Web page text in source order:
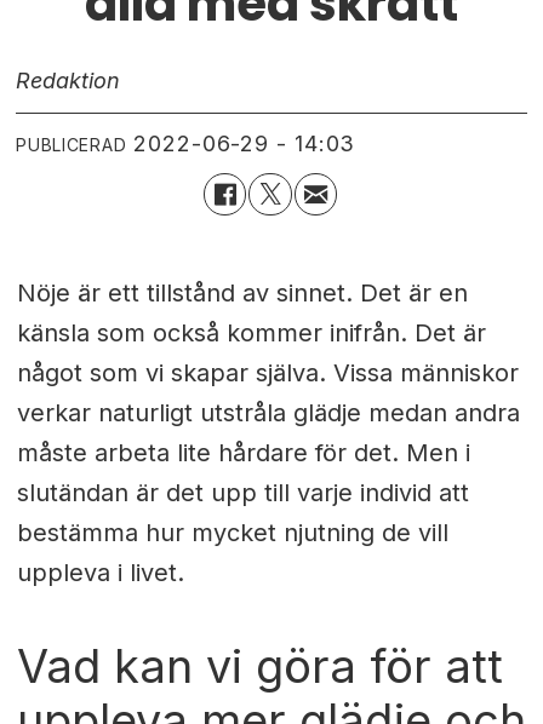
Redaktion
PUBLICERAD 2022-06-29 - 14:03
Nöje är ett tillstånd av sinnet. Det är en
känsla som också kommer inifrån. Det är
något som vi skapar själva. Vissa människor
verkar naturligt utstråla glädje medan andra
måste arbeta lite hårdare för det. Men i
slutändan är det upp till varje individ att
bestämma hur mycket njutning de vill
uppleva i livet.
Vad kan vi göra för att